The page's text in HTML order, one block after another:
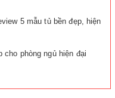
5 mẫu tủ bền đẹp, hiện
cho phòng ngủ hiện đại